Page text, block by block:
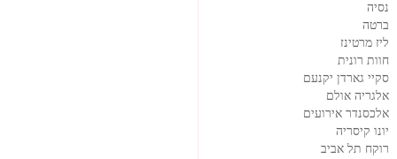
נסיה
ברטה
ליז מרטינז
חוות רונית
סקיי גארדן יקנעם
אלגריה אולם
אלכסנדר אירועים
יונו קיסריה
רוקח תל אביב